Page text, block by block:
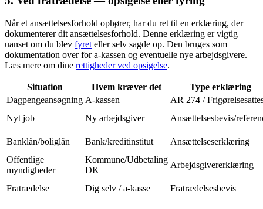
Når et ansættelsesforhold ophører, har du ret til en erklæring, der
dokumenterer dit ansættelsesforhold. Denne erklæring er vigtig
uanset om du blev fyret eller selv sagde op. Den bruges som
dokumentation over for a-kassen og eventuelle nye arbejdsgivere.
Læs mere om dine rettigheder ved opsigelse.
Situation Hvem kræver det
Type erklæring
Dagpengeansøgning A-kassen
AR 274 /
Nyt job
Ny arbejdsgiver Ansættelsesbevis/
Banklån/boliglån Bank/kreditinstitut
Ansættelseserklæring
Offentlige
myndigheder
Kommune/Udbetaling
DK
Arbejdsgivererklæring
Fratrædelse Dig selv / a-kasse Fratrædelsesbevis